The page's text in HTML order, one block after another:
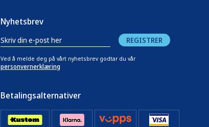
Nyhetsbrev
REGISTRER
Ved å melde deg på vårt nyhetsbrev godtar du vår
personvernerklæring
Betalingsalternativer